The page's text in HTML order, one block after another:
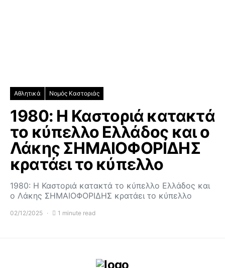
Αθλητικά Νομός Καστοριάς
1980: Η Καστοριά κατακτά
το κύπελλο Ελλάδος και ο
Λάκης ΣΗΜΑΙΟΦΟΡΙΔΗΣ
κρατάει το κύπελλο
1980: Η Καστοριά κατακτά το κύπελλο Ελλάδος και
ο Λάκης ΣΗΜΑΙΟΦΟΡΙΔΗΣ κρατάει το κύπελλο
02/12/2025 1 minute read